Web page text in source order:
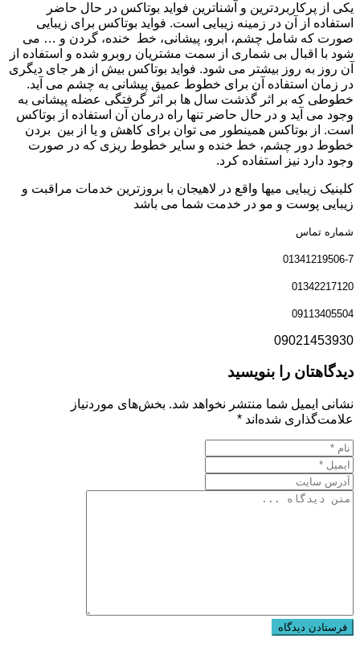
یکی از پرکاربردترین و آشناترین فواید بوتاکس در حال حاضر
استفاده از آن در زمینه زیبایی است. فواید بوتاکس برای زیبایی
صورت که شامل چشم، ابرو، پیشانی، خط خنده، گردن و … می
شود با اقبال بی شماری از سمت مشتریان روبرو شده و استفاده از
آن روز به روز بیشتر می شود. فواید بوتاکس بیش از هر جای دیگری
در زمان استفاده آن برای خطوط عمیق پیشانی به چشم می آید.
خطوطی که بر اثر گذشت سال ها بر اثر گرفتگی عضله پیشانی به
وجود می آید و در حال حاضر تنها راه درمان آن استفاده از بوتاکس
است. از بوتاکس همینطور می توان برای کاهش و یا از بین بردن
خطوط دور چشم، خط خنده و سایر خطوط ریزی که در صورت
وجود دارد نیز استفاده کرد.
کلینیک زیبایی میها واقع در لاهیجان با بروزترین خدمات مراقبت و
زیبایی پوست و مو در خدمت شما می باشد
شماره تماس
01341219506-7
01342217120
09113405504
09021453930
دیدگاهتان را بنویسید
نشانی ایمیل شما منتشر نخواهد شد. بخش‌های موردنیاز
علامت‌گذاری شده‌اند *